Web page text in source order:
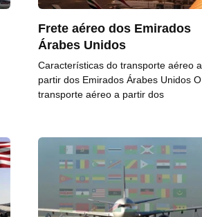
Frete aéreo dos Emirados
Árabes Unidos
Características do transporte aéreo a
partir dos Emirados Árabes Unidos O
transporte aéreo a partir dos